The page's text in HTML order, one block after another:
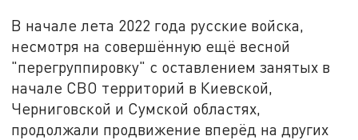
В начале лета 2022 года русские войска,
несмотря на совершённую ещё весной
"перегруппировку" с оставлением занятых в
начале СВО территорий в Киевской,
Черниговской и Сумской областях,
продолжали продвижение вперёд на других